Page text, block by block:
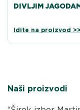
DIVLJIM
Idite na proizvod >>
Naši proizvodi